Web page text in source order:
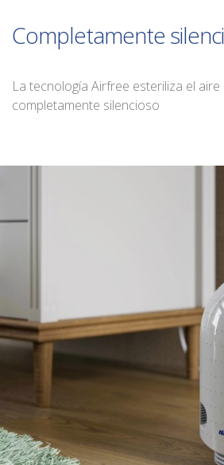
Completamente
La tecnología Airfree esteriliza el
completamente silencioso